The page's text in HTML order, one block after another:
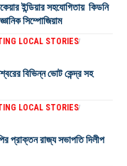
ইন্ডিয়ার সহযোগিতায় কিডনি
সিম্পোজিয়াম
LOCAL STORIES
বিভিন্ন ভোট কেন্দ্র সহ
LOCAL STORIES
প্রাক্তন রাজ্য সভাপতি দিলীপ